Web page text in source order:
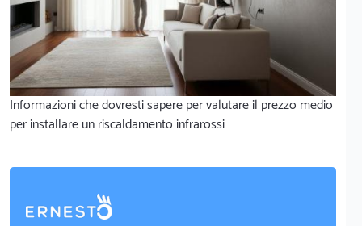
Informazioni che dovresti sapere per valutare il prezzo medio
per installare un riscaldamento infrarossi